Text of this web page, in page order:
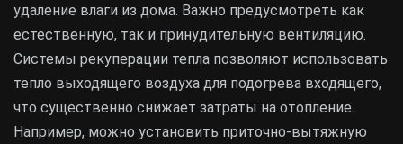
удаление влаги из дома. Важно предусмотреть как
естественную, так и принудительную вентиляцию.
Системы рекуперации тепла позволяют использовать
тепло выходящего воздуха для подогрева входящего,
что существенно снижает затраты на отопление.
Например, можно установить приточно-вытяжную